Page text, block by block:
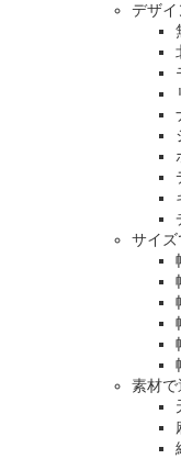
デザ
サイ
素材で